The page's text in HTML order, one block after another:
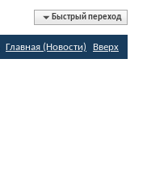
Быстрый переход
Главная (Новости) Вверх